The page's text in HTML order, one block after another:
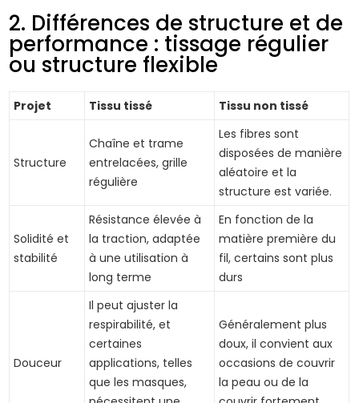
2. Différences de structure et de
performance : tissage régulier
ou structure flexible
Projet Tissu tissé Tissu non tissé
Structure
Chaîne et trame
entrelacées, grille
régulière
Les fibres sont
disposées de manière
aléatoire et la
structure est variée.
Solidité et
stabilité
Résistance élevée à
la traction, adaptée
à une utilisation à
long terme
En fonction de la
matière première du
fil, certains sont plus
durs
Douceur
Il peut ajuster la
respirabilité, et
certaines
applications, telles
que les masques,
Généralement plus
doux, il convient aux
occasions de couvrir
la peau ou de la